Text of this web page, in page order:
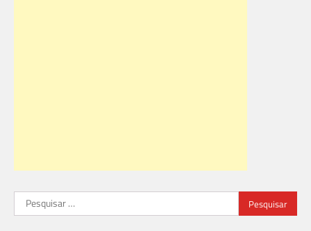
Pesquisar
por: